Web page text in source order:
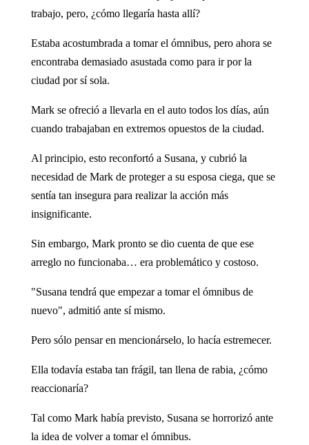
trabajo, pero, ¿cómo llegaría hasta allí?
Estaba acostumbrada a tomar el ómnibus, pero ahora se
encontraba demasiado asustada como para ir por la
ciudad por sí sola.
Mark se ofreció a llevarla en el auto todos los días, aún
cuando trabajaban en extremos opuestos de la ciudad.
Al principio, esto reconfortó a Susana, y cubrió la
necesidad de Mark de proteger a su esposa ciega, que se
sentía tan insegura para realizar la acción más
insignificante.
Sin embargo, Mark pronto se dio cuenta de que ese
arreglo no funcionaba… era problemático y costoso.
"Susana tendrá que empezar a tomar el ómnibus de
nuevo", admitió ante sí mismo.
Pero sólo pensar en mencionárselo, lo hacía estremecer.
Ella todavía estaba tan frágil, tan llena de rabia, ¿cómo
reaccionaría?
Tal como Mark había previsto, Susana se horrorizó ante
la idea de volver a tomar el ómnibus.